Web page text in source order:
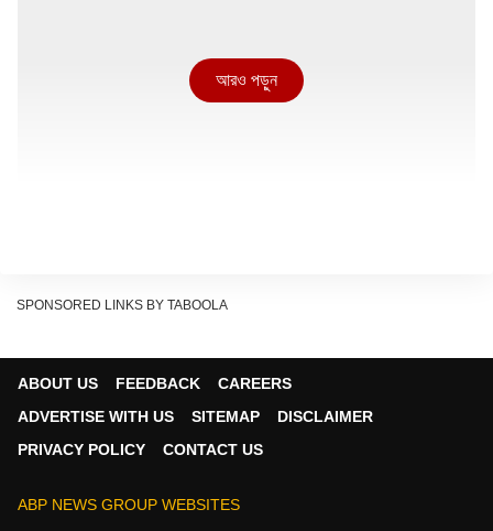
এর দাম কমে গিয়েছে প্রায় ৬ শতাংশ । এর দাম পৌঁছে গিয়েছে ৯০.৮৫
আরও পড়ুন
SPONSORED LINKS BY TABOOLA
ABOUT US FEEDBACK
CAREERS
ADVERTISE WITH US
SITEMAP
DISCLAIMER
PRIVACY POLICY
CONTACT US
ABP NEWS GROUP WEBSITES